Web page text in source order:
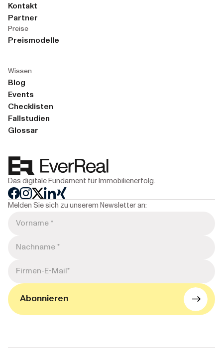
Kontakt
Partner
Preise
Preismodelle
Wissen
Blog
Events
Checklisten
Fallstudien
Glossar
Das digitale Fundament für Immobilienerfolg.
Melden Sie sich zu unserem Newsletter an: